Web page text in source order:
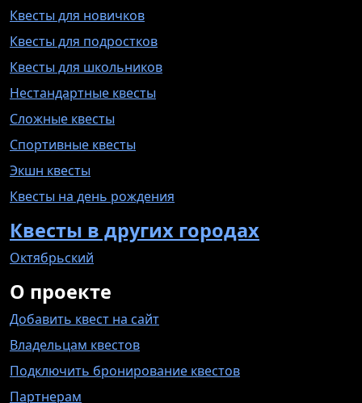
Квесты для новичков
Квесты для подростков
Квесты для школьников
Нестандартные квесты
Сложные квесты
Спортивные квесты
Экшн квесты
Квесты на день рождения
Квесты в других городах
Октябрьский
О проекте
Добавить квест на сайт
Владельцам квестов
Подключить бронирование квестов
Партнерам